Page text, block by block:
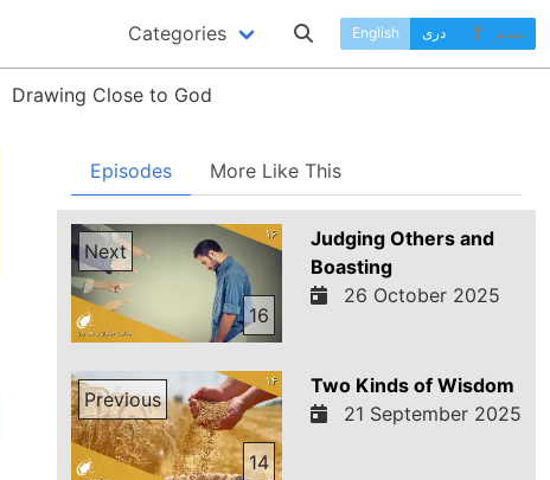
Categories English دری پښتو
Drawing Close to God
Episodes More Like This
Next
16
Judging Others and
Boasting
26 October 2025
Previous
14
Two Kinds of Wisdom
21 September 2025